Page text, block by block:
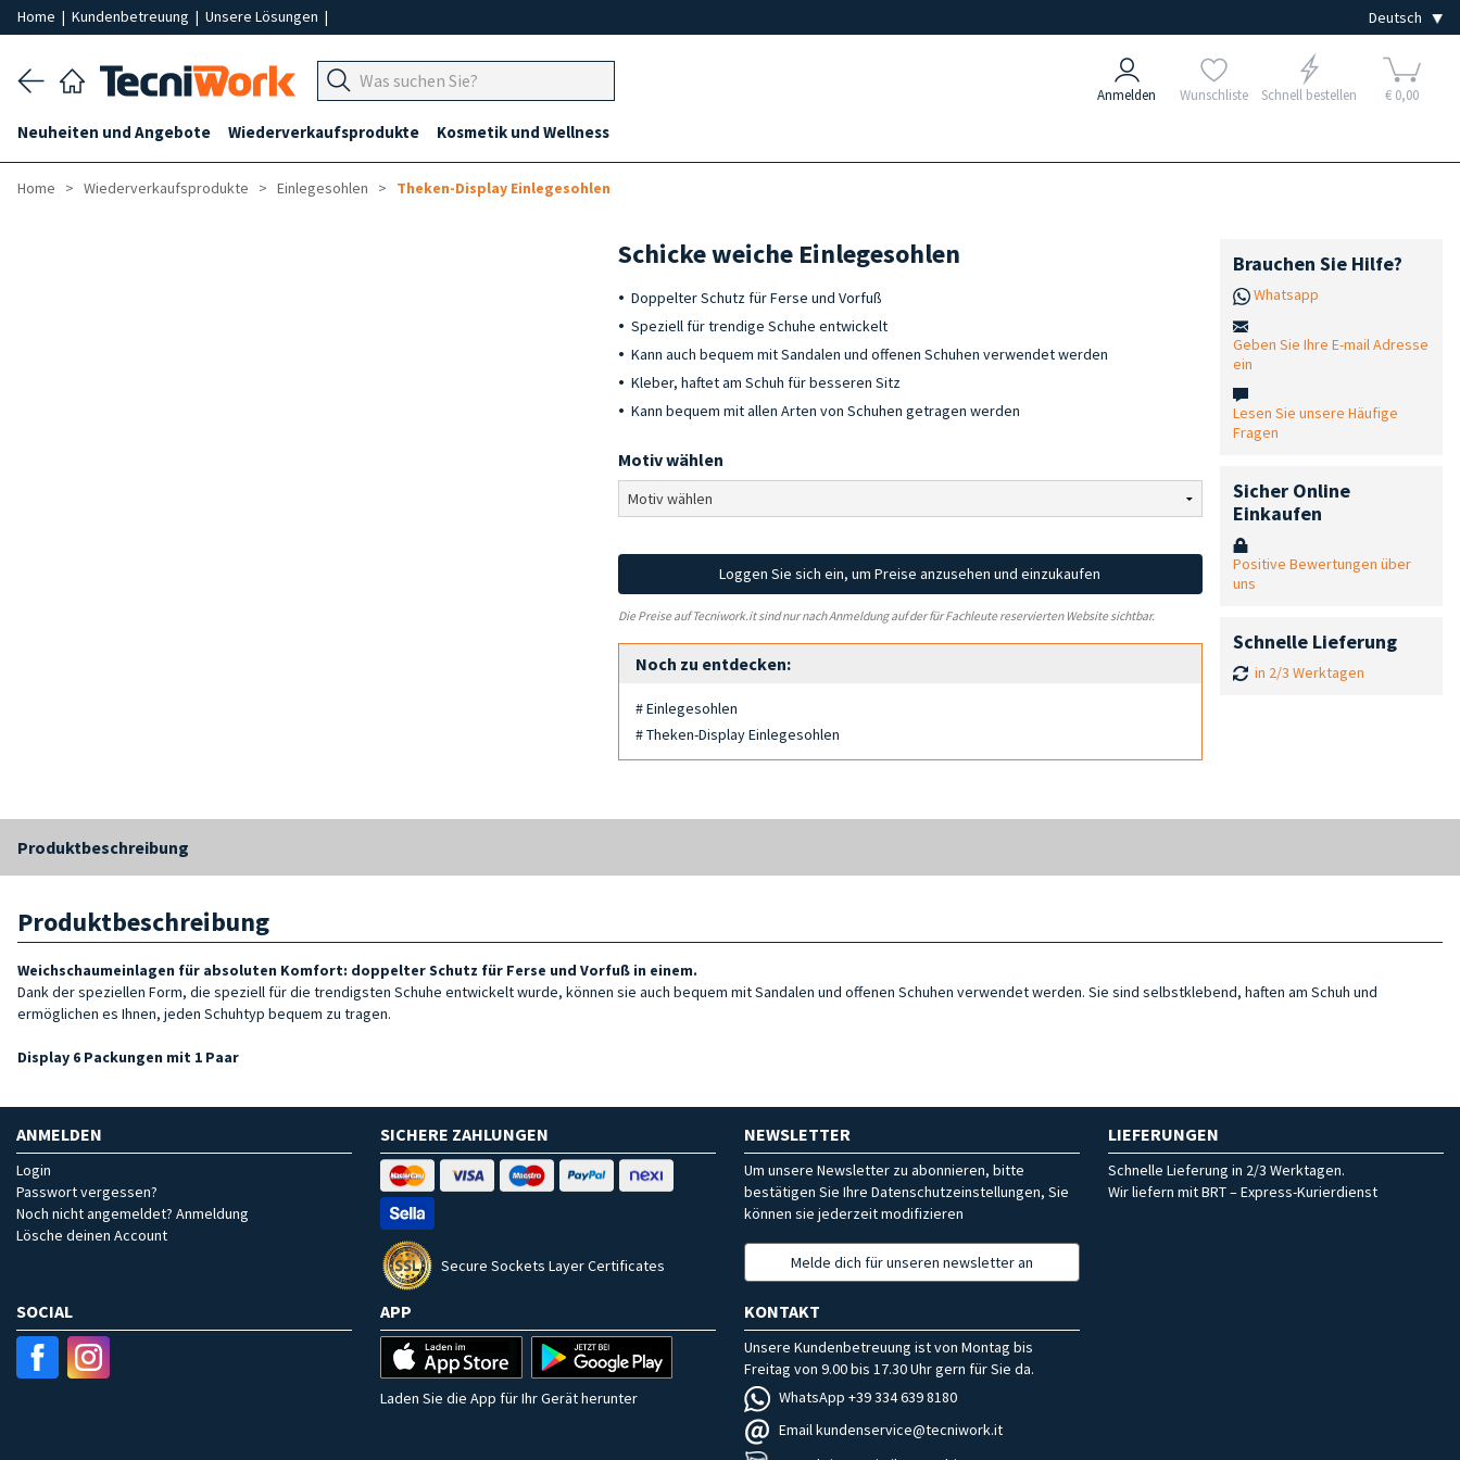
Home | Kundenbetreuung | Unsere Lösungen |
Anmelden Wunschliste Schnell bestellen € 0,00
Neuheiten und Angebote Wiederverkaufsprodukte Kosmetik und Wellness
Home Wiederverkaufsprodukte Einlegesohlen Theken-Display Einlegesohlen
Schicke weiche Einlegesohlen
Doppelter Schutz für Ferse und Vorfuß
Speziell für trendige Schuhe entwickelt
Kann auch bequem mit Sandalen und offenen Schuhen verwendet werden
Kleber, haftet am Schuh für besseren Sitz
Kann bequem mit allen Arten von Schuhen getragen werden
Motiv wählen
Loggen Sie sich ein, um Preise anzusehen und einzukaufen
Die Preise auf Tecniwork.it sind nur nach Anmeldung auf der für Fachleute reservierten Website sichtbar.
Noch zu entdecken:
# Einlegesohlen
# Theken-Display Einlegesohlen
Brauchen Sie Hilfe?
Whatsapp
Geben Sie Ihre E-mail Adresse
ein
Lesen Sie unsere Häufige
Fragen
Sicher Online
Einkaufen
Positive Bewertungen über
uns
Schnelle Lieferung
in 2/3 Werktagen
Produktbeschreibung
Produktbeschreibung
Weichschaumeinlagen für absoluten Komfort: doppelter Schutz für Ferse und Vorfuß in einem.
Dank der speziellen Form, die speziell für die trendigsten Schuhe entwickelt wurde, können sie auch bequem mit Sandalen und offenen Schuhen verwendet werden. Sie sind selbstklebend, haften am Schuh und
ermöglichen es Ihnen, jeden Schuhtyp bequem zu tragen.
Display 6 Packungen mit 1 Paar
ANMELDEN
Login
Passwort vergessen?
Noch nicht angemeldet? Anmeldung
Lösche deinen Account
SICHERE ZAHLUNGEN
Secure Sockets Layer Certificates
NEWSLETTER
Um unsere Newsletter zu abonnieren, bitte
bestätigen Sie Ihre Datenschutzeinstellungen, Sie
können sie jederzeit modifizieren
Melde dich für unseren newsletter an
LIEFERUNGEN
Schnelle Lieferung in 2/3 Werktagen.
Wir liefern mit BRT – Express-Kurierdienst
SOCIAL APP
Laden Sie die App für Ihr Gerät herunter
KONTAKT
Unsere Kundenbetreuung ist von Montag bis
Freitag von 9.00 bis 17.30 Uhr gern für Sie da.
WhatsApp +39 334 639 8180
Email kundenservice@tecniwork.it